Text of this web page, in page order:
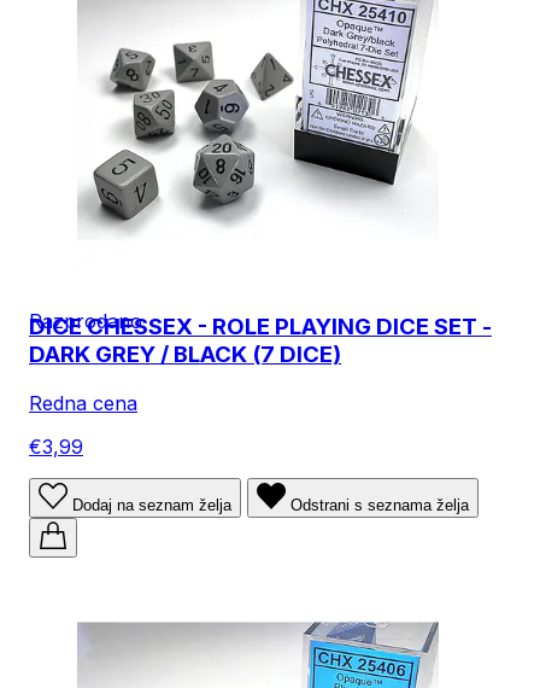
Razprodano
DICE CHESSEX - ROLE PLAYING DICE SET -
DARK GREY / BLACK (7 DICE)
Redna cena
€3,99
Dodaj na seznam želja Odstrani s seznama želja